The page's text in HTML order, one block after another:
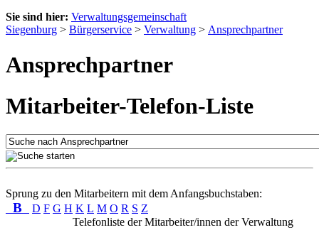
Sie sind hier: Verwaltungsgemeinschaft
Siegenburg > Bürgerservice > Verwaltung > Ansprechpartner
Ansprechpartner
Mitarbeiter-Telefon-Liste
Sprung zu den Mitarbeitern mit dem Anfangsbuchstaben:
B D F G H K L M O R S Z
Telefonliste der Mitarbeiter/innen der Verwaltung